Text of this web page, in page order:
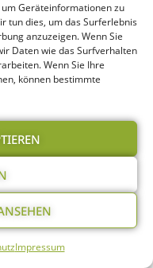
Geräteinformationen zu
tun dies, um das Surferlebnis
anzuzeigen. Wenn Sie
Daten wie das Surfverhalten
Wenn Sie Ihre
können bestimmte
Impressum